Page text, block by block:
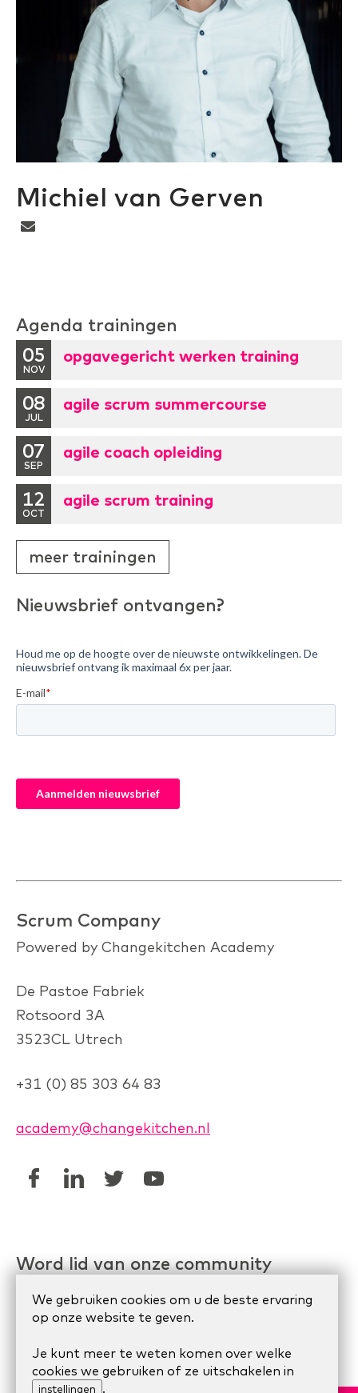
Michiel van Gerven
Agenda trainingen
05
NOV
opgavegericht werken training
08
JUL
agile scrum summercourse
07
SEP
agile coach opleiding
12
OCT
agile scrum training
meer trainingen
Nieuwsbrief ontvangen?
Scrum Company
Powered by Changekitchen Academy
De Pastoe Fabriek
Rotsoord 3A
3523CL Utrech
+31 (0) 85 303 64 83
academy@changekitchen.nl
Word lid van onze community
Linkedin AgileHR
Meetup Organize Agile
© 2024 Scrum Company.
We gebruiken cookies om u de beste ervaring
op onze website te geven.
Je kunt meer te weten komen over welke
cookies we gebruiken of ze uitschakelen in
instellingen .